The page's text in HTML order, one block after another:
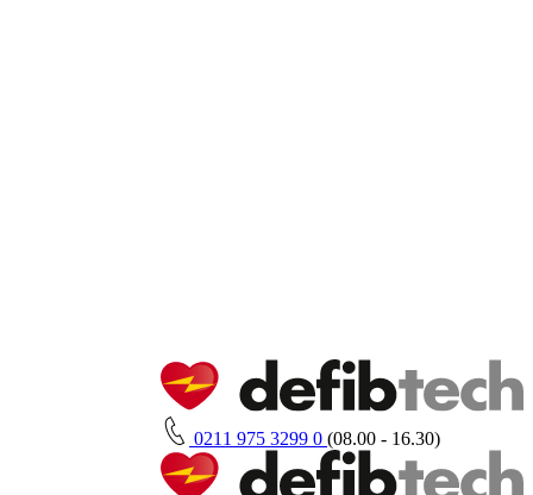
0211 975 3299 0 (08.00 - 16.30)